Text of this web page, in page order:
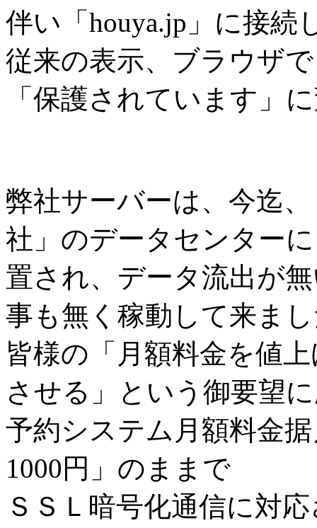
伴い「houya.jp」に接続
従来の表示、ブラウザ
「保護されています」
弊社サーバーは、今迄
社」のデータセンター
置され、データ流出が
事も無く稼動して来ま
皆様の「月額料金を値
させる」という御要望
予約システム月額料金
1000円」のままで
ＳＳＬ暗号化通信に対